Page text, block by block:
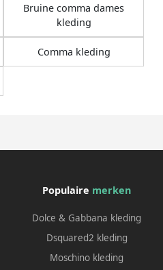
Bruine comma dames
kleding
Comma kleding
Populaire merken
Dolce & Gabbana kleding
Dsquared2 kleding
Moschino kleding